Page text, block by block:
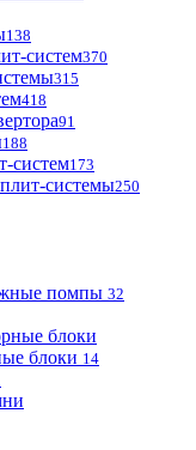
138
систем370
315
418
91
188
систем173
системы250
помпы 32
блоки 14